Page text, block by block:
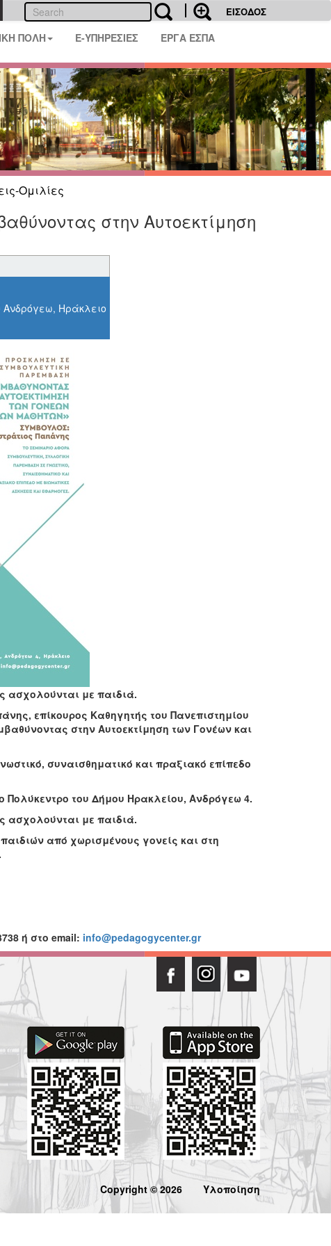
ΕΙΣΟΔΟΣ
ΠΟΛΗ E-ΥΠΗΡΕΣΙΕΣ ΕΡΓΑ ΕΣΠΑ
Ομιλίες
στην Αυτοεκτίμηση
Ανδρόγεω, Ηράκλειο
ασχολούνται με παιδιά.
επίκουρος Καθηγητής του Πανεπιστημίου
στην Αυτοεκτίμηση των Γονέων και
συναισθηματικό και πραξιακό επίπεδο
Πολύκεντρο του Δήμου Ηρακλείου, Ανδρόγεω 4.
ασχολούνται με παιδιά.
από χωρισμένους γονείς και στη
ή στο email: info@pedagogycenter.gr
Copyright © 2026 Υλοποίηση